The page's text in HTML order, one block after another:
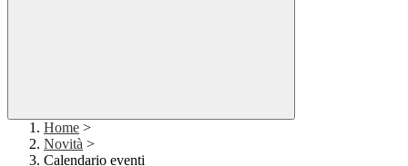
Home >
Novità >
Calendario eventi